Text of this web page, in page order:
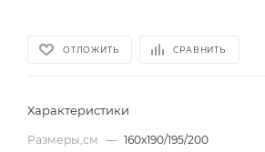
ОТЛОЖИТЬ СРАВНИТЬ
Характеристики
Размеры,см — 160х190/195/200